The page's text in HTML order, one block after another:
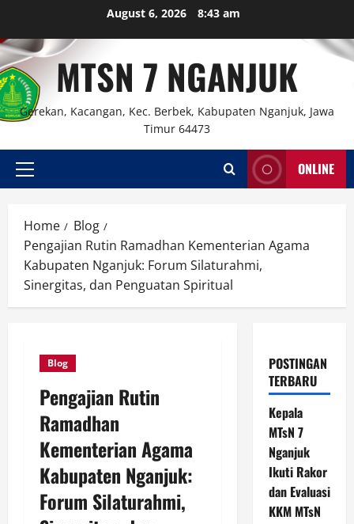
content
August 6, 2026 8:43 am
MTSN 7 NGANJUK
Gerekan, Kacangan, Kec. Berbek, Kabupaten Nganjuk, Jawa
Timur 64473
Primary
ONLINE
Home
Blog
Pengajian Rutin Ramadhan Kementerian Agama
Kabupaten Nganjuk: Forum Silaturahmi,
Sinergitas, dan Penguatan Spiritual
Blog
Pengajian Rutin
Ramadhan
Kementerian Agama
Kabupaten Nganjuk:
Forum Silaturahmi,
POSTINGAN
TERBARU
Kepala
MTsN 7
Nganjuk
Ikuti Rakor
dan Evaluasi
KKM MTsN